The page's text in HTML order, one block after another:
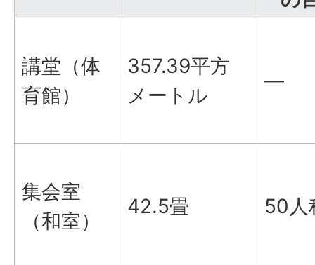
講堂（体
育館）
357.39平方
メートル
―
集会室
（和室）
42.5畳 50人